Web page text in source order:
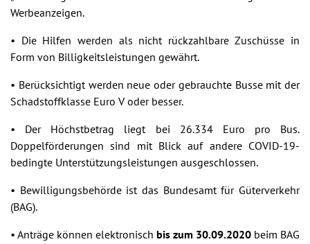
Werbeanzeigen.
• Die Hilfen werden als nicht rückzahlbare Zuschüsse in
Form von Billigkeitsleistungen gewährt.
• Berücksichtigt werden neue oder gebrauchte Busse mit der
Schadstoffklasse Euro V oder besser.
• Der Höchstbetrag liegt bei 26.334 Euro pro Bus.
Doppelförderungen sind mit Blick auf andere COVID-19-
bedingte Unterstützungsleistungen ausgeschlossen.
• Bewilligungsbehörde ist das Bundesamt für Güterverkehr
(BAG).
• Anträge können elektronisch bis zum 30.09.2020 beim BAG